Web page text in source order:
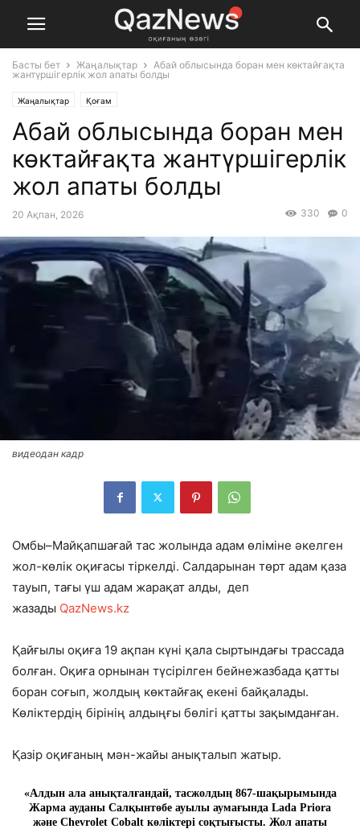
Басты бет Жаңалықтар
Абай облысында боран мен көктайғақта
жантүршігерлік жол апаты болды
Жаңалықтар Қоғам
Абай облысында боран мен
көктайғақта жантүршігерлік
жол апаты болды
20 Ақпан, 2026 0
330
видеодан кадр
Омбы–Майқапшағай тас жолында адам өліміне әкелген
жол-көлік оқиғасы тіркелді. Салдарынан төрт адам қаза
тауып, тағы үш адам жарақат алды, деп
жазады QazNews.kz
Қайғылы оқиға 19 ақпан күні қала сыртындағы трассада
болған. Оқиға орнынан түсірілген бейнежазбада қатты
боран соғып, жолдың көктайғақ екені байқалады.
Көліктердің бірінің алдыңғы бөлігі қатты зақымданған.
Қазір оқиғаның мән-жайы анықталып жатыр.
«Алдын ала анықталғандай, тасжолдың 867-шақырымында
Жарма ауданы Салқынтөбе ауылы аумағында Lada Priora
және Chevrolet Cobalt көліктері соқтығысты. Жол апаты